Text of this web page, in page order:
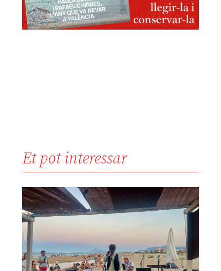
Et pot interessar